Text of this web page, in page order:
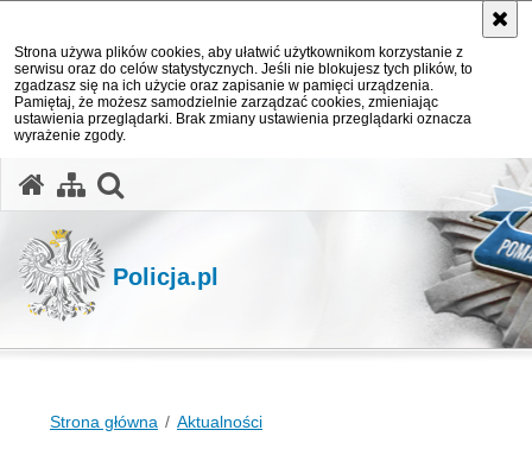
Strona używa plików cookies, aby ułatwić użytkownikom korzystanie z
serwisu oraz do celów statystycznych. Jeśli nie blokujesz tych plików, to
zgadzasz się na ich użycie oraz zapisanie w pamięci urządzenia.
Pamiętaj, że możesz samodzielnie zarządzać cookies, zmieniając
ustawienia przeglądarki. Brak zmiany ustawienia przeglądarki oznacza
wyrażenie zgody.
Policja.pl
Strona główna Aktualności